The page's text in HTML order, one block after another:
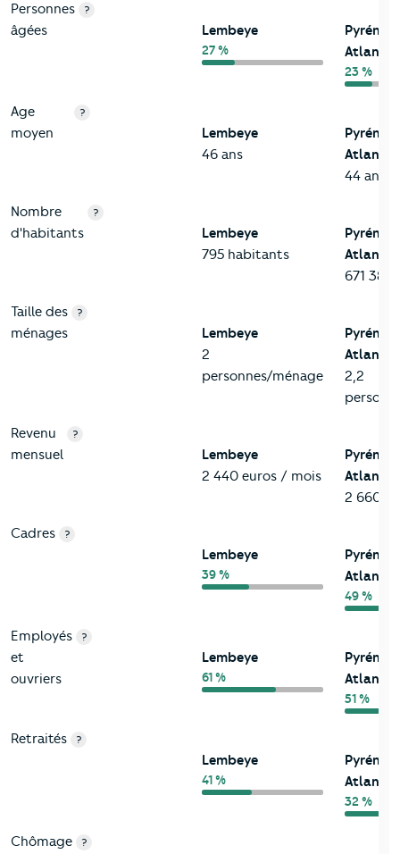
Personnes
âgées
?
Lembeye
27 %
23 %
Age
moyen
?
Lembeye
46 ans
44 ans
Nombre
d'habitants
?
Lembeye
795 habitants
671 384
Taille des
ménages
?
Lembeye
2
personnes/ménage
2,2
Revenu
mensuel
?
Lembeye
2 440 euros / mois
2 660
Cadres ?
Lembeye
39 %
49 %
Employés
et
ouvriers
?
Lembeye
61 %
51 %
Retraités ?
Lembeye
41 %
32 %
Chômage ?